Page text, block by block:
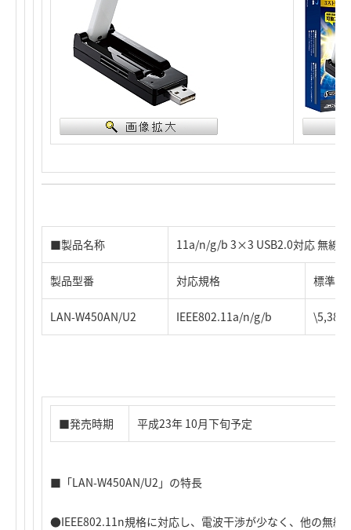
■製品名称 11a/n/g/b 3×3 USB2.0対応 無線
製品型番 対応規格 標準価
LAN-W450AN/U2 IEEE802.11a/n/g/b \5,380
■発売時期 平成23年 10月下旬予定
■「LAN-W450AN/U2」の特長
●IEEE802.11n規格に対応し、電波干渉が少なく、他の無線